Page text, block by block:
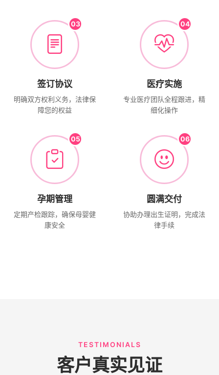
03
签订协议
明确双方权利义务，法律保
障您的权益
04
医疗实施
专业医疗团队全程跟进，精
细化操作
05
孕期管理
定期产检跟踪，确保母婴健
康安全
06
圆满交付
协助办理出生证明，完成法
律手续
TESTIMONIALS
客户真实见证